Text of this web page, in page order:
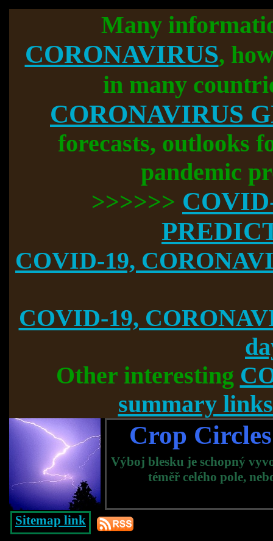
Many
CORONAVIRUS,
in many
CORONAVIRUS
forecasts, outlooks
pandemic
>>>>>>
COVID-19,
COVID-19,
Other interesting
summary
Crop
Výboj blesku je schopný
téměř celého pole,
Sitemap link